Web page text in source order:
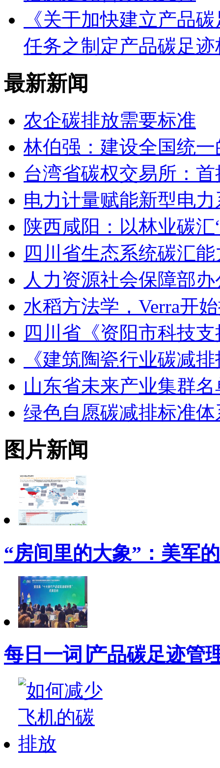
《关于加快建立产品
任务之制定产品碳足
最新新闻
农企碳排放需要标准
林伯强：建设全国统
台湾省碳权交易所：
电力计量赋能新型电
陕西咸阳：以林业碳
四川省生态系统碳汇
人力资源社会保障部
水稻方法学，Verra开
四川省《资阳市科技
《建筑陶瓷行业碳减
山东省未来产业集群
绿色自愿碳减排标准
图片新闻
“房间里的大象”：美军
每日一词∣产品碳足迹管